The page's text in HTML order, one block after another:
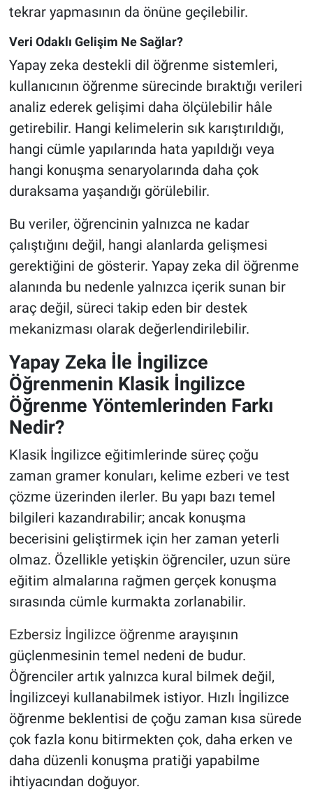
tekrar yapmasının da önüne geçilebilir.
Veri Odaklı Gelişim Ne Sağlar?
Yapay zeka destekli dil öğrenme sistemleri,
kullanıcının öğrenme sürecinde bıraktığı verileri
analiz ederek gelişimi daha ölçülebilir hâle
getirebilir. Hangi kelimelerin sık karıştırıldığı,
hangi cümle yapılarında hata yapıldığı veya
hangi konuşma senaryolarında daha çok
duraksama yaşandığı görülebilir.
Bu veriler, öğrencinin yalnızca ne kadar
çalıştığını değil, hangi alanlarda gelişmesi
gerektiğini de gösterir. Yapay zeka dil öğrenme
alanında bu nedenle yalnızca içerik sunan bir
araç değil, süreci takip eden bir destek
mekanizması olarak değerlendirilebilir.
Yapay Zeka İle İngilizce
Öğrenmenin Klasik İngilizce
Öğrenme Yöntemlerinden Farkı
Nedir?
Klasik İngilizce eğitimlerinde süreç çoğu
zaman gramer konuları, kelime ezberi ve test
çözme üzerinden ilerler. Bu yapı bazı temel
bilgileri kazandırabilir; ancak konuşma
becerisini geliştirmek için her zaman yeterli
olmaz. Özellikle yetişkin öğrenciler, uzun süre
eğitim almalarına rağmen gerçek konuşma
sırasında cümle kurmakta zorlanabilir.
Ezbersiz İngilizce öğrenme arayışının
güçlenmesinin temel nedeni de budur.
Öğrenciler artık yalnızca kural bilmek değil,
İngilizceyi kullanabilmek istiyor. Hızlı İngilizce
öğrenme beklentisi de çoğu zaman kısa sürede
çok fazla konu bitirmekten çok, daha erken ve
daha düzenli konuşma pratiği yapabilme
ihtiyacından doğuyor.